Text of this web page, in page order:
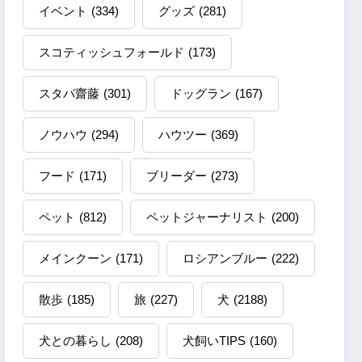
イベント (334) グッズ (281)
スコティッシュフォールド (173)
スタパ齋藤 (301) ドッグラン (167)
ノウハウ (294) ハウツー (369)
フード (171) ブリーダー (273)
ペット (812) ペットジャーナリスト (200)
メインクーン (171) ロシアンブルー (222)
散歩 (185) 旅 (227) 犬 (2188)
犬との暮らし (208) 犬飼いTIPS (160)